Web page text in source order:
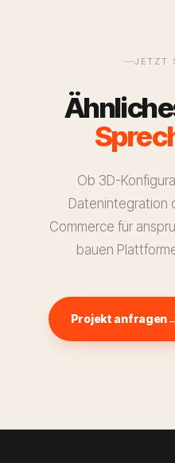
JETZT
Ob 3D-
Datenintegration
Commerce für
bauen
Projekt anfragen